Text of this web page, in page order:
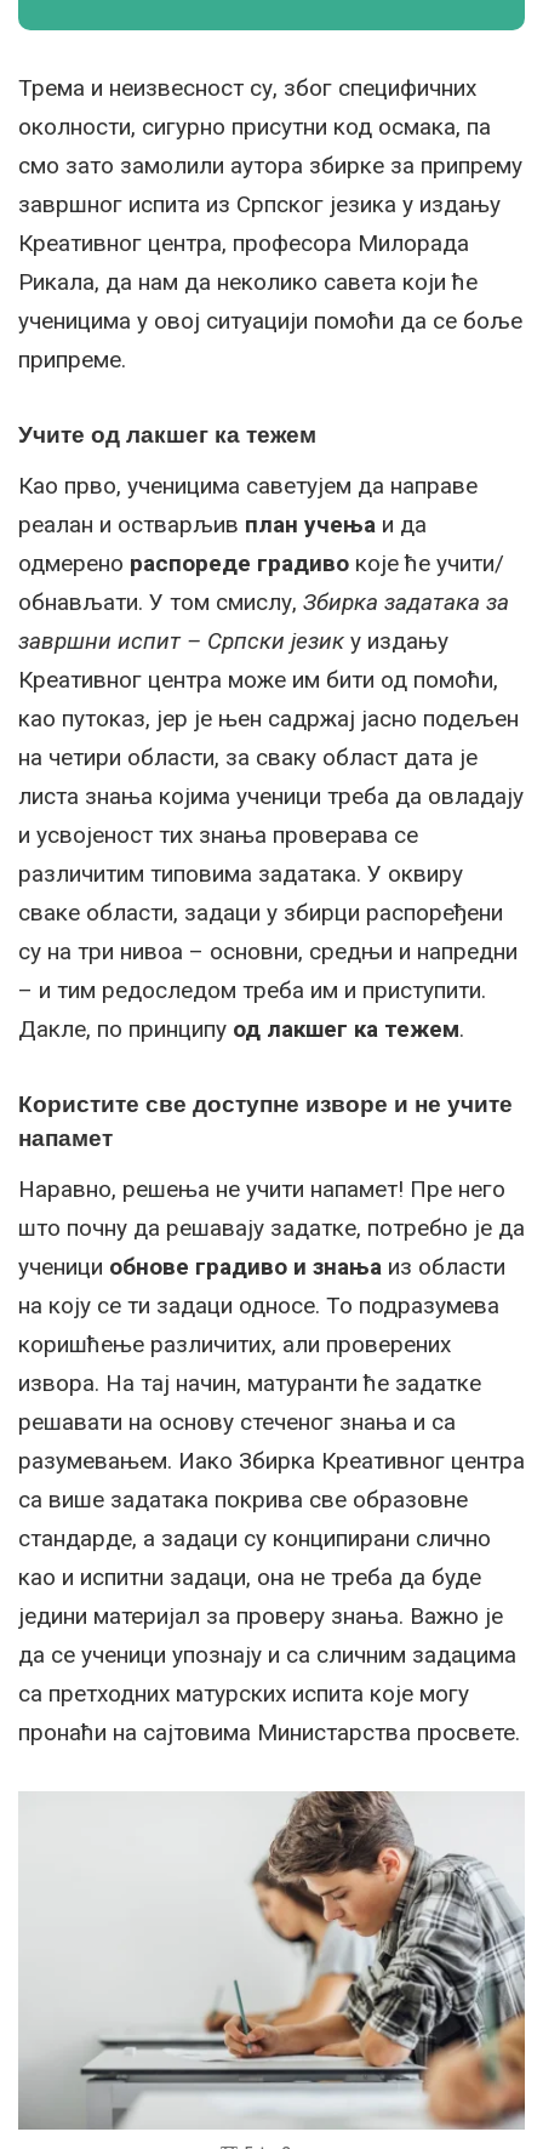
Трема и неизвесност су, због специфичних
околности, сигурно присутни код осмака, па
смо зато замолили аутора збирке за припрему
завршног испита из Српског језика у издању
Креативног центра, професора Милорада
Рикала, да нам да неколико савета који ће
ученицима у овој ситуацији помоћи да се боље
припреме.
Учите од лакшег ка тежем
Као прво, ученицима саветујем да направе
реалан и остварљив план учења и да
одмерено распореде градиво које ће учити/
обнављати. У том смислу, Збирка задатака за
завршни испит – Српски језик у издању
Креативног центра може им бити од помоћи,
као путоказ, јер је њен садржај јасно подељен
на четири области, за сваку област дата је
листа знања којима ученици треба да овладају
и усвојеност тих знања проверава се
различитим типовима задатака. У оквиру
сваке области, задаци у збирци распоређени
су на три нивоа – основни, средњи и напредни
– и тим редоследом треба им и приступити.
Дакле, по принципу од лакшег ка тежем.
Користите све доступне изворе и не учите
напамет
Наравно, решења не учити напамет! Пре него
што почну да решавају задатке, потребно је да
ученици обнове градиво и знања из области
на коју се ти задаци односе. То подразумева
коришћење различитих, али проверених
извора. На тај начин, матуранти ће задатке
решавати на основу стеченог знања и са
разумевањем. Иако Збирка Креативног центра
са више задатака покрива све образовне
стандарде, а задаци су конципирани слично
као и испитни задаци, она не треба да буде
једини материјал за проверу знања. Важно је
да се ученици упознају и са сличним задацима
са претходних матурских испита које могу
пронаћи на сајтовима Министарства просвете.